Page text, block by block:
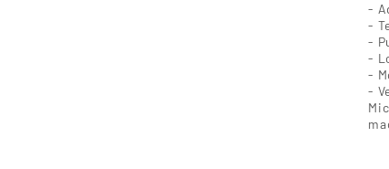
-
-
-
-
-
-